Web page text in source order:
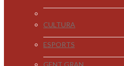
CULTURA
ESPORTS
GENT GRAN